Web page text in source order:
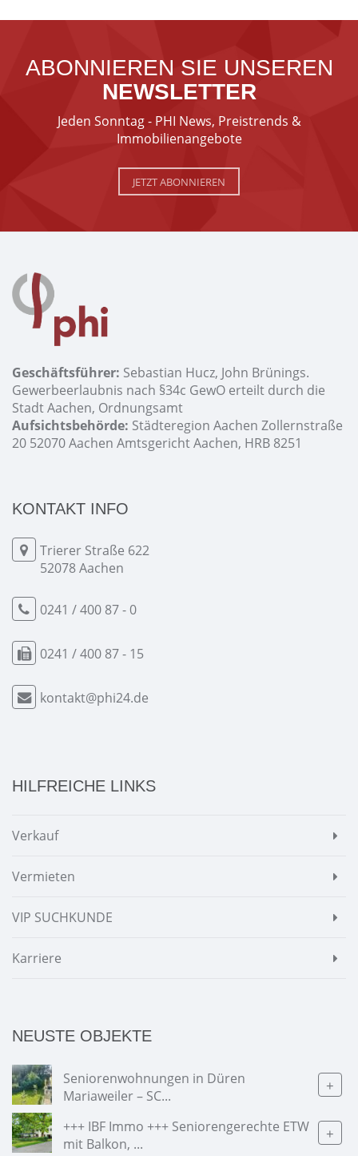
ABONNIEREN SIE UNSEREN
NEWSLETTER
Jeden Sonntag - PHI News, Preistrends &
Immobilienangebote
JETZT ABONNIEREN
Geschäftsführer: Sebastian Hucz, John Brünings.
Gewerbeerlaubnis nach §34c GewO erteilt durch die
Stadt Aachen, Ordnungsamt
Aufsichtsbehörde: Städteregion Aachen Zollernstraße
20 52070 Aachen Amtsgericht Aachen, HRB 8251
KONTAKT INFO
Trierer Straße 622
52078 Aachen
0241 / 400 87 - 0
0241 / 400 87 - 15
kontakt@phi24.de
HILFREICHE LINKS
Verkauf
Vermieten
VIP SUCHKUNDE
Karriere
NEUSTE OBJEKTE
Seniorenwohnungen in Düren
Mariaweiler – SC...
+
+++ IBF Immo +++ Seniorengerechte ETW
mit Balkon, ...
+